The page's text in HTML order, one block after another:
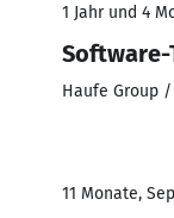
1 Jahr und 4
Haufe Group
11 Monate,